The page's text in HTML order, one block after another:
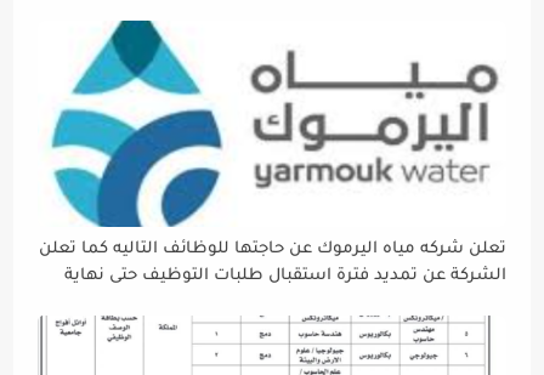
تعلن شركه مياه اليرموك عن حاجتها للوظائف التاليه كما تعلن
الشركة عن تمديد فترة استقبال طلبات التوظيف حتى نهاية
إتاحة الفرصة الكافية أمام الجميع لاستكمال إجراءات التقديم.